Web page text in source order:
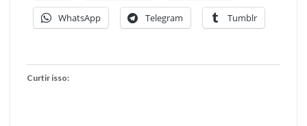
WhatsApp Telegram Tumblr
Curtir isso: